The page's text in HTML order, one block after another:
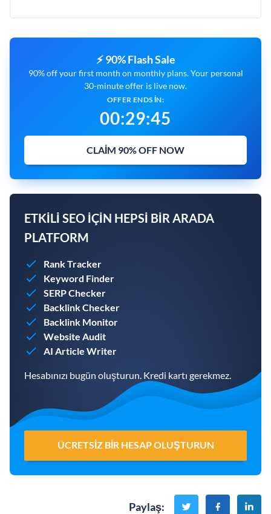
⚡ 90% Flash Sale
90% off your first month on monthly plans. Your personal
30-minute offer is live now.
OFFER ENDS IN:
00:29:44
CLAIM 90% OFF NOW
ETKILI SEO IÇIN HEPSI BIR ARADA
PLATFORM
Rank Tracker
Keyword Finder
SERP Checker
Backlink Checker
Backlink Monitor
Website Audit
AI Article Writer
Hesabınızı bugün oluşturun. Kredi kartı gerekmez.
ÜCRETSIZ BIR HESAP OLUŞTURUN
Paylaş: